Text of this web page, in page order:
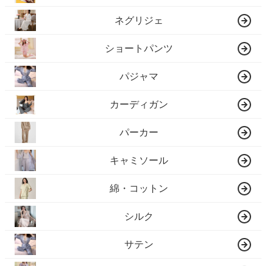
ネグリジェ
ショートパンツ
パジャマ
カーディガン
パーカー
キャミソール
綿・コットン
シルク
サテン